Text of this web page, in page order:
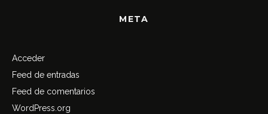
META
Acceder
Feed de entradas
Feed de comentarios
WordPress.org